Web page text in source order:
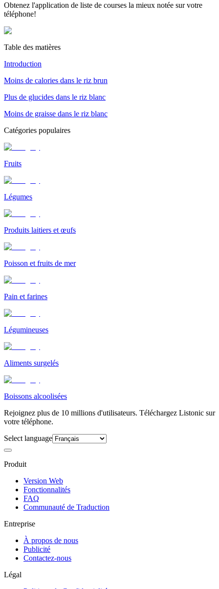
Obtenez l'application de liste de courses la mieux notée sur votre
téléphone!
Table des matières
Introduction
Moins de calories dans le riz brun
Plus de glucides dans le riz blanc
Moins de graisse dans le riz blanc
Catégories populaires
Fruits
Légumes
Produits laitiers et œufs
Poisson et fruits de mer
Pain et farines
Légumineuses
Aliments surgelés
Boissons alcoolisées
Rejoignez plus de 10 millions d'utilisateurs. Téléchargez Listonic sur
votre téléphone.
Select language
Produit
Version Web
Fonctionnalités
FAQ
Communauté de Traduction
Entreprise
À propos de nous
Publicité
Contactez-nous
Légal